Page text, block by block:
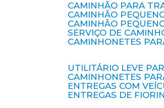
CAMINHÃO PARA
CAMINHÃO
CAMINHÃO
SERVIÇO DE
CAMINHONETES
UTILITÁRIO LEVE
CAMINHONETES
ENTREGAS COM
ENTREGAS DE